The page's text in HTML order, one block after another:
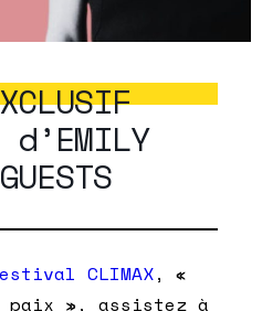
d’EMILY
CLIMAX, «
paix », assistez à